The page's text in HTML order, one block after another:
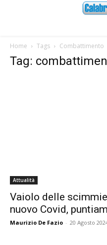
Home Tags Combattimento
Tag:
Attualità
Vaiolo delle
nuovo Covid,
Maurizio De Fazio - 20 Agosto